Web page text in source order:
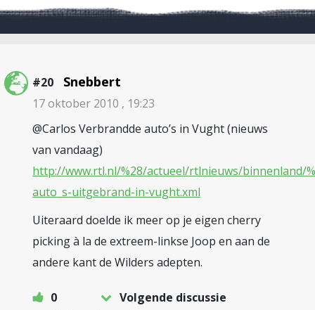
#20 Snebbert
17 oktober 2010 , 19:23
@Carlos Verbrandde auto’s in Vught (nieuws
van vandaag)
http://www.rtl.nl/%28/actueel/rtlnieuws/
auto_s-uitgebrand-in-vught.xml
Uiteraard doelde ik meer op je eigen cherry
picking à la de extreem-linkse Joop en aan de
andere kant de Wilders adepten.
0
Volgende discussie